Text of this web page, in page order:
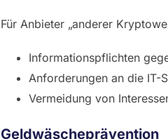
Für Anbieter „anderer
Informationspflichten
Anforderungen an die IT-
Vermeidung von
Geldwäscheprävention